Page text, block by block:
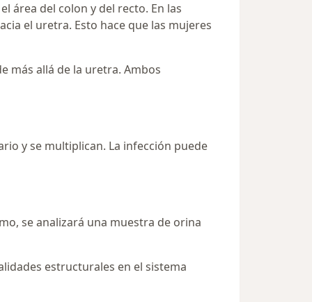
área del colon y del recto. En las
el uretra. Esto hace que las mujeres
más allá de la uretra. Ambos
y se multiplican. La infección puede
se analizará una muestra de orina
estructurales en el sistema